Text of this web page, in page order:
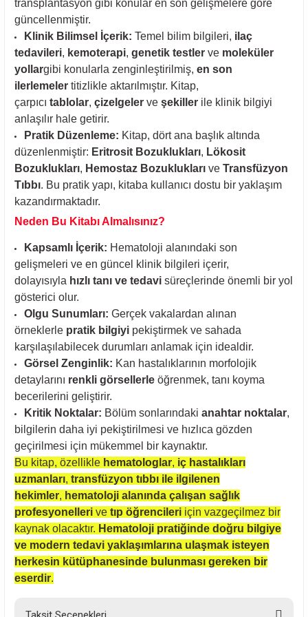
transplantasyon gibi konular en son gelişmelere göre
güncellenmiştir.
Klinik Bilimsel İçerik: Temel bilim bilgileri, ilaç
tedavileri, kemoterapi, genetik testler ve moleküler
yollargibi konularla zenginleştirilmiş, en son
ilerlemeler titizlikle aktarılmıştır. Kitap,
çarpıcı tablolar, çizelgeler ve şekiller ile klinik bilgiyi
anlaşılır hale getirir.
Pratik Düzenleme: Kitap, dört ana başlık altında
düzenlenmiştir: Eritrosit Bozuklukları, Lökosit
Bozuklukları, Hemostaz Bozuklukları ve Transfüzyon
Tıbbı. Bu pratik yapı, kitaba kullanıcı dostu bir yaklaşım
kazandırmaktadır.
Neden Bu Kitabı Almalısınız?
Kapsamlı İçerik: Hematoloji alanındaki son
gelişmeleri ve en güncel klinik bilgileri içerir,
dolayısıyla hızlı tanı ve tedavi süreçlerinde önemli bir yol
gösterici olur.
Olgu Sunumları: Gerçek vakalardan alınan
örneklerle pratik bilgiyi pekiştirmek ve sahada
karşılaşılabilecek durumları anlamak için idealdir.
Görsel Zenginlik: Kan hastalıklarının morfolojik
detaylarını renkli görsellerle öğrenmek, tanı koyma
becerilerini geliştirir.
Kritik Noktalar: Bölüm sonlarındakianahtar noktalar,
bilgilerin daha iyi pekiştirilmesi ve hızlıca gözden
geçirilmesi için mükemmel bir kaynaktır.
Bu kitap, özellikle hematologlar, iç hastalıkları
uzmanları, transfüzyon tıbbı ile ilgilenen
hekimler, hematoloji alanında çalışan sağlık
profesyonelleri ve tıp öğrencileri için vazgeçilmez bir
kaynak olacaktır. Hematoloji pratiğinde doğru bilgiye
ve modern tedavi yaklaşımlarına ulaşmak isteyen
herkesin kütüphanesinde bulunması gereken bir
eserdir.